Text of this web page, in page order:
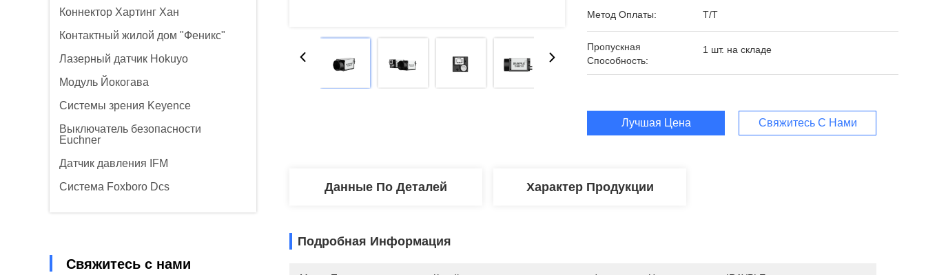
Коннектор Хартинг Хан
Контактный жилой дом "Феникс"
Лазерный датчик Hokuyo
Модуль Йокогава
Системы зрения Keyence
Выключатель безопасности
Euchner
Датчик давления IFM
Система Foxboro Dcs
Свяжитесь с нами
Метод Оплаты: Т/Т
Пропускная
Способность:
1 шт. на складе
Лучшая Цена Свяжитесь С Нами
Данные По Деталей Характер Продукции
Подробная Информация